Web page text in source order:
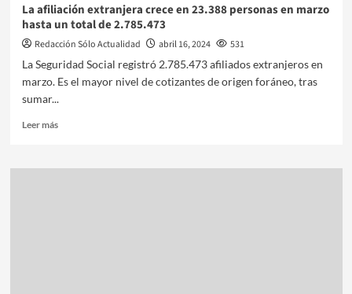
La afiliación extranjera crece en 23.388 personas en marzo
hasta un total de 2.785.473
Redacción Sólo Actualidad abril 16, 2024
531
La Seguridad Social registró 2.785.473 afiliados extranjeros en
marzo. Es el mayor nivel de cotizantes de origen foráneo, tras
sumar...
Leer más